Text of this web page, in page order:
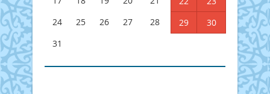
24
25 26 27 28 29
30
31